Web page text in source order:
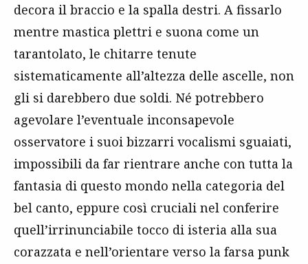
decora il braccio e la spalla destri. A fissarlo
mentre mastica plettri e suona come un
tarantolato, le chitarre tenute
sistematicamente all’altezza delle ascelle, non
gli si darebbero due soldi. Né potrebbero
agevolare l’eventuale inconsapevole
osservatore i suoi bizzarri vocalismi sguaiati,
impossibili da far rientrare anche con tutta la
fantasia di questo mondo nella categoria del
bel canto, eppure così cruciali nel conferire
quell’irrinunciabile tocco di isteria alla sua
corazzata e nell’orientare verso la farsa punk